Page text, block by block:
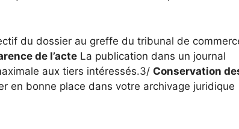
du dossier au greffe du tribunal de
de l’acteLa publication dans un journal
aux tiers intéressés.3/ Conservation
en bonne place dans votre archivage juridique